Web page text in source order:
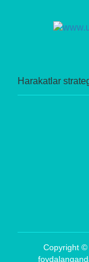
Harakatlar
Copyright ©